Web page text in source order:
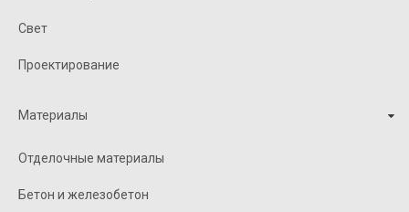
Свет
Проектирование
Материалы
Отделочные материалы
Бетон и железобетон